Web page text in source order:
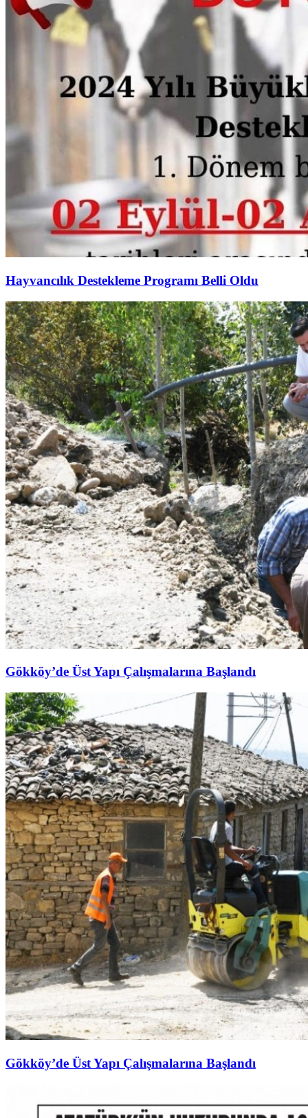
Hayvancılık Destekleme Programı Belli Oldu
Gökköy’de Üst Yapı Çalışmalarına Başlandı
Gökköy’de Üst Yapı Çalışmalarına Başlandı